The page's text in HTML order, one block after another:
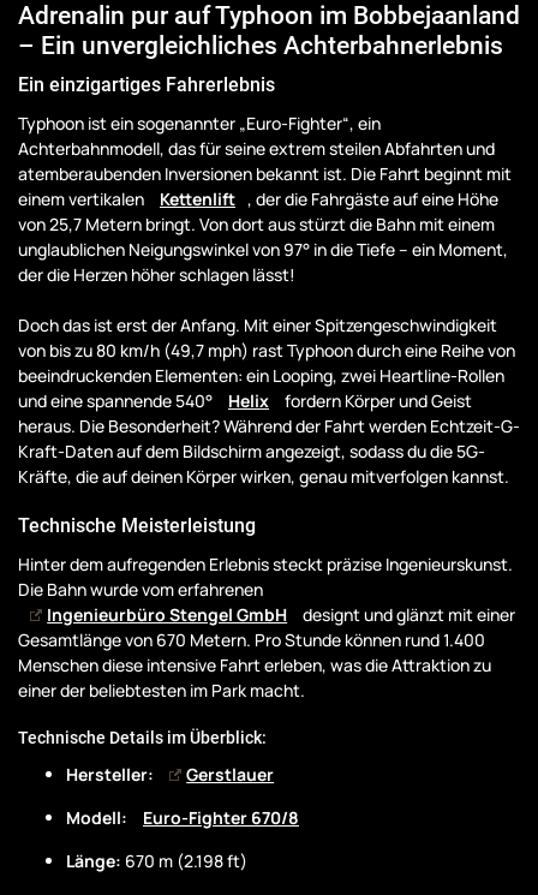
Adrenalin pur auf Typhoon im Bobbejaanland
– Ein unvergleichliches Achterbahnerlebnis
Ein einzigartiges Fahrerlebnis
Typhoon ist ein sogenannter „Euro-Fighter“, ein
Achterbahnmodell, das für seine extrem steilen Abfahrten und
atemberaubenden Inversionen bekannt ist. Die Fahrt beginnt mit
einem vertikalen
Kettenlift , der die Fahrgäste auf eine Höhe
von 25,7 Metern bringt. Von dort aus stürzt die Bahn mit einem
unglaublichen Neigungswinkel von 97° in die Tiefe – ein Moment,
der die Herzen höher schlagen lässt!
Doch das ist erst der Anfang. Mit einer Spitzengeschwindigkeit
von bis zu 80 km/h (49,7 mph) rast Typhoon durch eine Reihe von
beeindruckenden Elementen: ein Looping, zwei Heartline-Rollen
und eine spannende 540°
Helix
fordern Körper und Geist
heraus. Die Besonderheit? Während der Fahrt werden Echtzeit-G-
Kraft-Daten auf dem Bildschirm angezeigt, sodass du die 5G-
Kräfte, die auf deinen Körper wirken, genau mitverfolgen kannst.
Technische Meisterleistung
Hinter dem aufregenden Erlebnis steckt präzise Ingenieurskunst.
Die Bahn wurde vom erfahrenen
Ingenieurbüro Stengel GmbH
designt und glänzt mit einer
Gesamtlänge von 670 Metern. Pro Stunde können rund 1.400
Menschen diese intensive Fahrt erleben, was die Attraktion zu
einer der beliebtesten im Park macht.
Technische Details im Überblick:
Hersteller:
Gerstlauer
Modell:
Euro-Fighter 670/8
Länge: 670 m (2.198 ft)